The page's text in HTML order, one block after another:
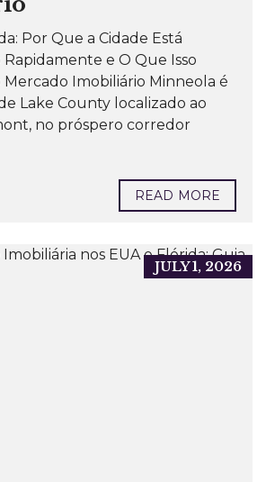
Por Que a Cidade Está
e O Que Isso
Mercado Imobiliário Minneola é
Lake County localizado ao
no próspero corredor
READ MORE
JULY 1, 2026